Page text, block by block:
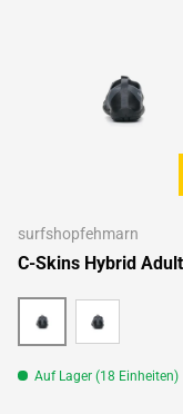
surfshopfehmarn
C-Skins Hybrid
Auf Lager (18 Einheiten)